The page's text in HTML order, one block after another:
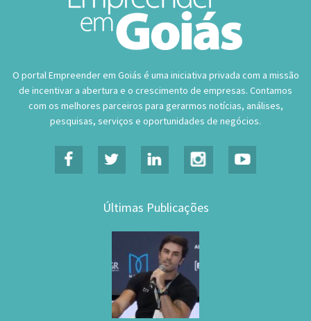
O portal Empreender em Goiás é uma iniciativa privada com a missão
de incentivar a abertura e o crescimento de empresas. Contamos
com os melhores parceiros para gerarmos notícias, análises,
pesquisas, serviços e oportunidades de negócios.
Últimas Publicações